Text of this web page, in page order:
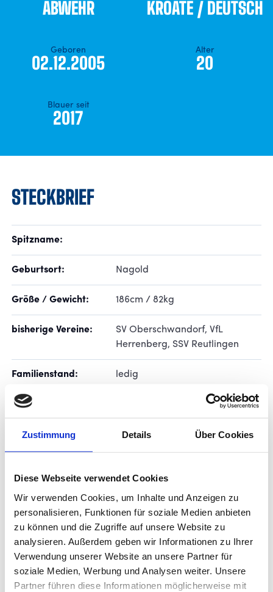
Zustimmung Details Über Cookies
Diese Webseite verwendet Cookies
Wir verwenden Cookies, um Inhalte und Anzeigen zu
personalisieren, Funktionen für soziale Medien anbieten
zu können und die Zugriffe auf unsere Website zu
analysieren. Außerdem geben wir Informationen zu Ihrer
Verwendung unserer Website an unsere Partner für
soziale Medien, Werbung und Analysen weiter. Unsere
Partner führen diese Informationen möglicherweise mit
TICKETS
ABWEHR KROATE / DEUTSCH
Geboren
02.12.2005
Alter
20
Blauer seit
2017
STECKBRIEF
Spitzname:
Geburtsort: Nagold
Größe / Gewicht: 186cm / 82kg
bisherige Vereine:
SV Oberschwandorf, VfL
Herrenberg, SSV Reutlingen
Familienstand: ledig
Wohnort:
Schüler / Student /
erlernter Beruf:
Vorbild: Lionel Messi
Hobbies:
Basketball spielen, viel Zeit mit
Familie und Freunden
verbringen
Deine Stärken: Ruhe am Ball, Zweikampfstärke